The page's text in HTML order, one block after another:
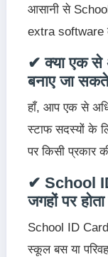
आसानी से
extra software
✔ क्या एक
बनाए जा
हाँ, आप एक से
स्टाफ सदस्यों के
पर किसी प्रकार
✔ School
जगहों पर
School ID Card
स्कूल बस या